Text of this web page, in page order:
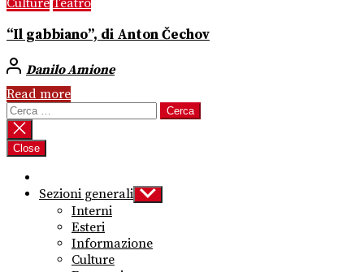
“Il gabbiano”, di Anton Čechov
Danilo Amione
Read more
Ricerca
per:
Close
Sezioni generali Show
sub
Interni
Esteri
Informazione
Culture